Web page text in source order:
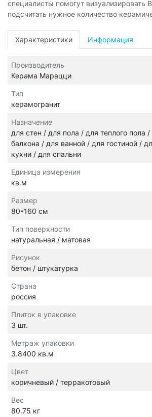
специалисты помогут визуализировать
подсчитать нужное количество
Характеристики Информация
Производитель
Керама Марацци
Тип
керамогранит
Назначение
для стен / для пола / для теплого пола
балкона / для ванной / для гостиной /
кухни / для спальни
Единица измерения
кв.м
Размер
80*160 см
Тип поверхности
натуральная / матовая
Рисунок
бетон / штукатурка
Страна
россия
Плиток в упаковке
3 шт.
Метраж упаковки
3.8400 кв.м
Цвет
коричневый / терракотовый
Вес
80.75 кг